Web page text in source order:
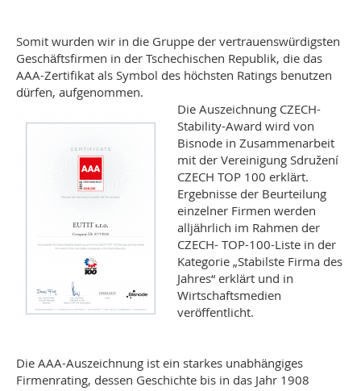
Somit wurden wir in die Gruppe der vertrauenswürdigsten
Geschäftsfirmen in der Tschechischen Republik, die das
AAA-Zertifikat als Symbol des höchsten Ratings benutzen
dürfen, aufgenommen.
Die Auszeichnung CZECH-
Stability-Award wird von
Bisnode in Zusammenarbeit
mit der Vereinigung Sdružení
CZECH TOP 100 erklärt.
Ergebnisse der Beurteilung
einzelner Firmen werden
alljährlich im Rahmen der
CZECH- TOP-100-Liste in der
Kategorie „Stabilste Firma des
Jahres“ erklärt und in
Wirtschaftsmedien
veröffentlicht.
Die AAA-Auszeichnung ist ein starkes unabhängiges
Firmenrating, dessen Geschichte bis in das Jahr 1908